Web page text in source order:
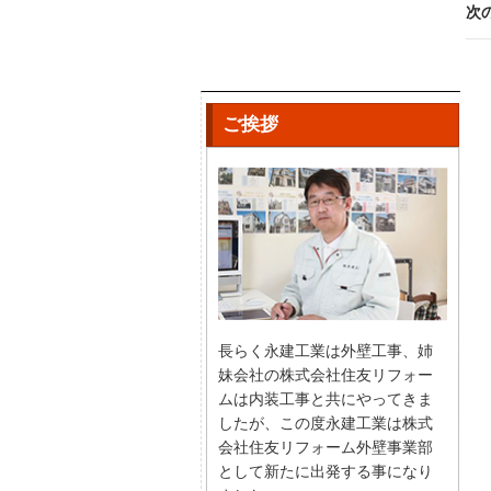
次
ご挨拶
長らく永建工業は外壁工事、姉
妹会社の株式会社住友リフォー
ムは内装工事と共にやってきま
したが、この度永建工業は株式
会社住友リフォーム外壁事業部
として新たに出発する事になり